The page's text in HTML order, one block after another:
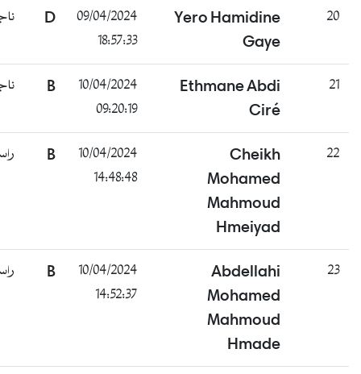
Yero Hamidine
Gaye
09/04/2024
18:57:33
D ناجح
Ethmane Abdi
Ciré
10/04/2024
09:20:19
B ناجح
Cheikh
Mohamed
Mahmoud
Hmeiyad
10/04/2024
14:48:48
B راسب
Abdellahi
Mohamed
Mahmoud
Hmade
10/04/2024
14:52:37
B راسب